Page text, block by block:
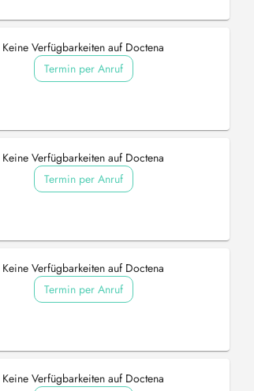
Keine Verfügbarkeiten auf Doctena
Termin per Anruf
Keine Verfügbarkeiten auf Doctena
Termin per Anruf
Keine Verfügbarkeiten auf Doctena
Termin per Anruf
Keine Verfügbarkeiten auf Doctena